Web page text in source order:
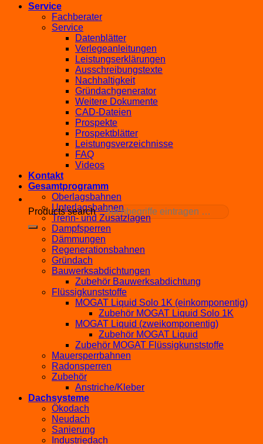
Products search
Service
Fachberater
Service
Datenblätter
Verlegeanleitungen
Leistungserklärungen
Ausschreibungstexte
Nachhaltigkeit
Gründachgenerator
Weitere Dokumente
CAD-Dateien
Prospekte
Prospektblätter
Leistungsverzeichnisse
FAQ
Videos
Kontakt
Gesamtprogramm
Oberlagsbahnen
Unterlagsbahnen
Trenn- und Zusatzlagen
Dampfsperren
Dämmungen
Regenerationsbahnen
Gründach
Bauwerksabdichtungen
Zubehör Bauwerksabdichtung
Flüssigkunststoffe
MOGAT Liquid Solo 1K (einkomponentig)
Zubehör MOGAT Liquid Solo 1K
MOGAT Liquid (zweikomponentig)
Zubehör MOGAT Liquid
Zubehör MOGAT Flüssigkunststoffe
Mauersperrbahnen
Radonsperren
Zubehör
Anstriche/Kleber
Dachsysteme
Ökodach
Neudach
Sanierung
Industriedach